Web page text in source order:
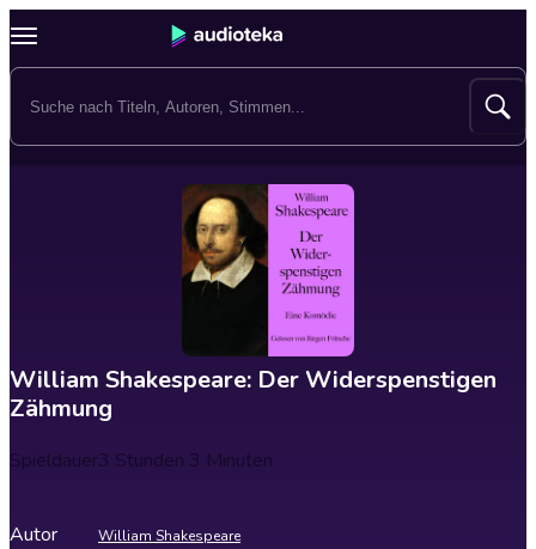
William Shakespeare: Der Widerspenstigen
Zähmung
Spieldauer3 Stunden 3 Minuten
Autor William Shakespeare